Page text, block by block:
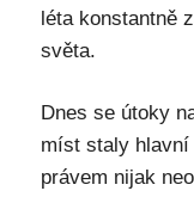
léta konstantně
světa.
Dnes se útoky
míst staly hlavní
právem nijak